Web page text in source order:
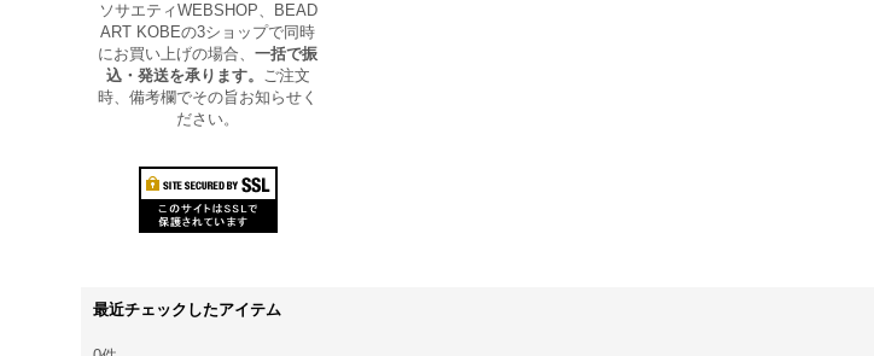
ソサエティWEBSHOP、BEAD
ART KOBEの3ショップで同時
にお買い上げの場合、一括で振
込・発送を承ります。 ご注文
時、備考欄でその旨お知らせく
ださい。
最近チェックしたアイテム